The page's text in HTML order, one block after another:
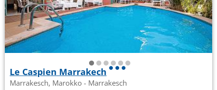
Le Caspien Marrakech
Marrakesch, Marokko - Marrakesch